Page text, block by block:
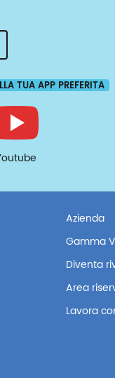
TUA APP PREFERITA
Azienda
Gamma
Diventa
Area
Lavora